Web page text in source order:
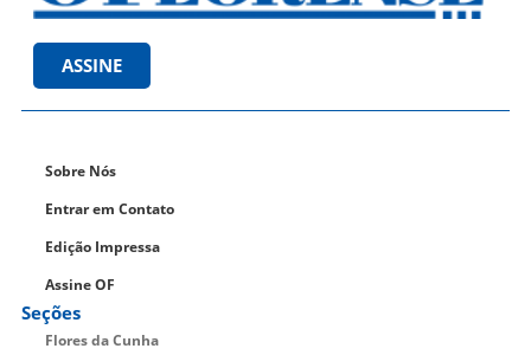
ASSINE
Sobre Nós
Entrar em Contato
Edição Impressa
Assine OF
Seções
Flores da Cunha